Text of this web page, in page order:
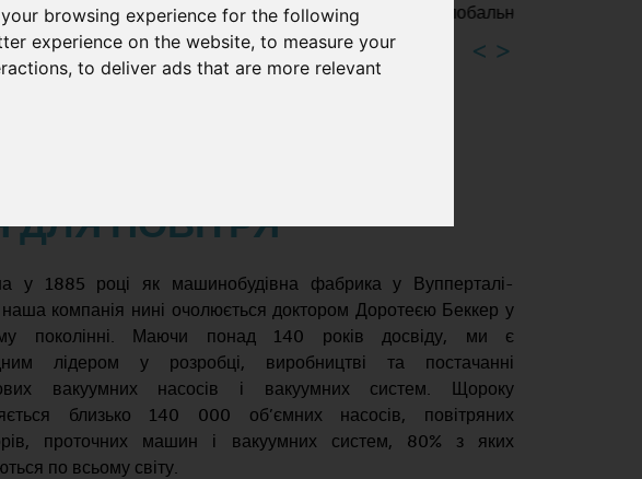
browsing experience for the following
experience on the website, to measure your
, to deliver ads that are more relevant
< >
ДЛЯ ПОВІТРЯ
у 1885 році як машинобудівна фабрика у Вупперталі-
компанія нині очолюється доктором Доротеєю Беккер у
поколінні. Маючи понад 140 років досвіду, ми є
лідером у розробці, виробництві та постачанні
вакуумних насосів і вакуумних систем. Щороку
близько 140 000 об’ємних насосів, повітряних
проточних машин і вакуумних систем, 80% з яких
по всьому світу.